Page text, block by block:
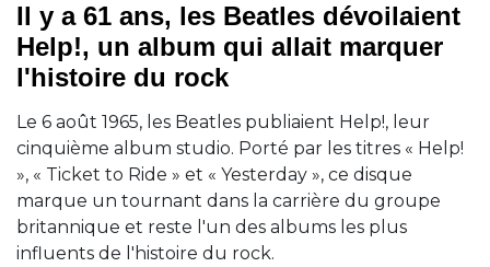
Il y a 61 ans, les Beatles dévoilaient
Help!, un album qui allait marquer
l'histoire du rock
Le 6 août 1965, les Beatles publiaient Help!, leur
cinquième album studio. Porté par les titres « Help!
», « Ticket to Ride » et « Yesterday », ce disque
marque un tournant dans la carrière du groupe
britannique et reste l'un des albums les plus
influents de l'histoire du rock.